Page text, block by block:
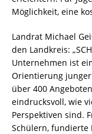
Möglichkeit, eine
Landrat Michael
den Landkreis:
Unternehmen ist
Orientierung
über 400
eindrucksvoll, wie
Perspektiven sind.
Schülern, fundierte